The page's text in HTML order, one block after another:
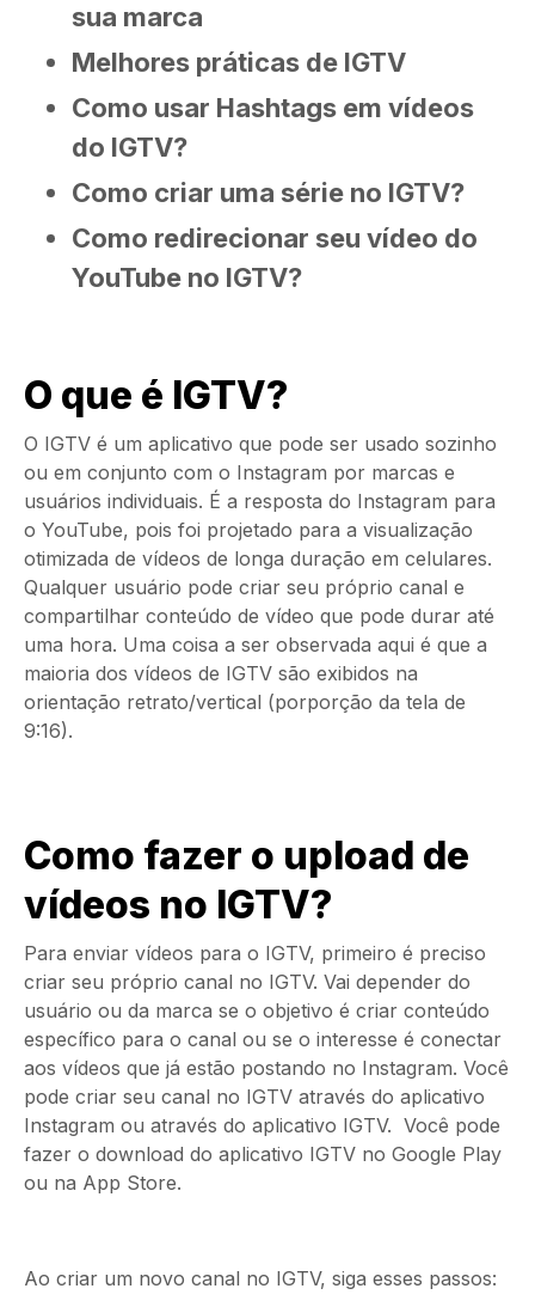
sua marca
Melhores práticas de IGTV
Como usar Hashtags em vídeos
do IGTV?
Como criar uma série no IGTV?
Como redirecionar seu vídeo do
YouTube no IGTV?
O que é IGTV?
O IGTV é um aplicativo que pode ser usado sozinho
ou em conjunto com o Instagram por marcas e
usuários individuais. É a resposta do Instagram para
o YouTube, pois foi projetado para a visualização
otimizada de vídeos de longa duração em celulares.
Qualquer usuário pode criar seu próprio canal e
compartilhar conteúdo de vídeo que pode durar até
uma hora. Uma coisa a ser observada aqui é que a
maioria dos vídeos de IGTV são exibidos na
orientação retrato/vertical (porporção da tela de
9:16).
Como fazer o upload de
vídeos no IGTV?
Para enviar vídeos para o IGTV, primeiro é preciso
criar seu próprio canal no IGTV. Vai depender do
usuário ou da marca se o objetivo é criar conteúdo
específico para o canal ou se o interesse é conectar
aos vídeos que já estão postando no Instagram. Você
pode criar seu canal no IGTV através do aplicativo
Instagram ou através do aplicativo IGTV. Você pode
fazer o download do aplicativo IGTV no Google Play
ou na App Store.
Ao criar um novo canal no IGTV, siga esses passos: